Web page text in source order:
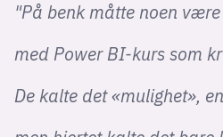
"På benk måtte noen
med Power BI-kurs som
De kalte det «mulighet»,